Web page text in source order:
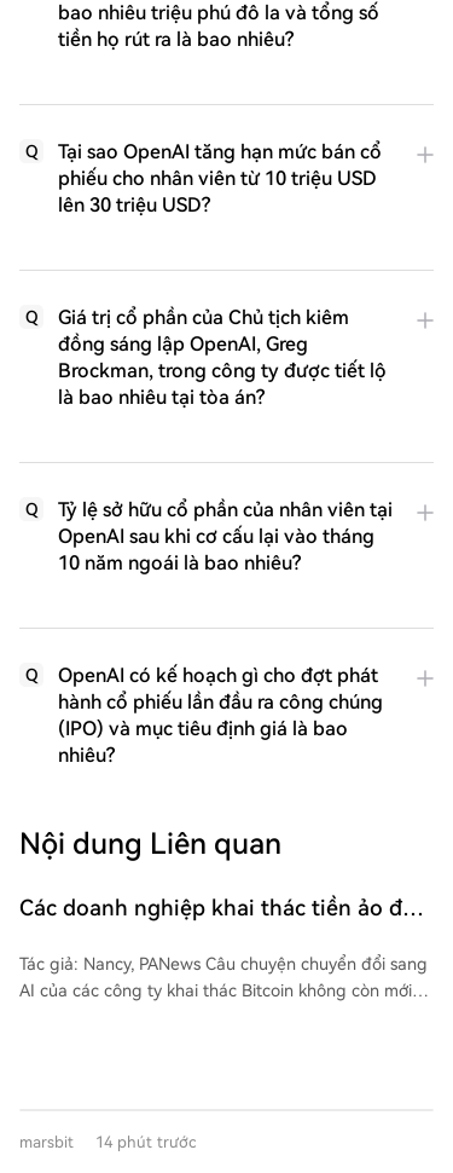
bao nhiêu triệu phú đô la và tổng số
tiền họ rút ra là bao nhiêu?
Q
Tại sao OpenAI tăng hạn mức bán cổ
phiếu cho nhân viên từ 10 triệu USD
lên 30 triệu USD?
Q
Giá trị cổ phần của Chủ tịch kiêm
đồng sáng lập OpenAI, Greg
Brockman, trong công ty được tiết lộ
là bao nhiêu tại tòa án?
Q
Tỷ lệ sở hữu cổ phần của nhân viên tại
OpenAI sau khi cơ cấu lại vào tháng
10 năm ngoái là bao nhiêu?
Q
OpenAI có kế hoạch gì cho đợt phát
hành cổ phiếu lần đầu ra công chúng
(IPO) và mục tiêu định giá là bao
nhiêu?
Nội dung Liên quan
Các doanh nghiệp khai thác tiền ảo đổ
định giá, mùa báo cáo tài chính tiết lộ ai
đang 'lội ngược dòng'?
Tác giả: Nancy, PANews Câu chuyện chuyển đổi sang
AI của các công ty khai thác Bitcoin không còn mới
hosting AI lớn cũng khó lặp lại tác động kích thích thị
marsbit 14 phút trước